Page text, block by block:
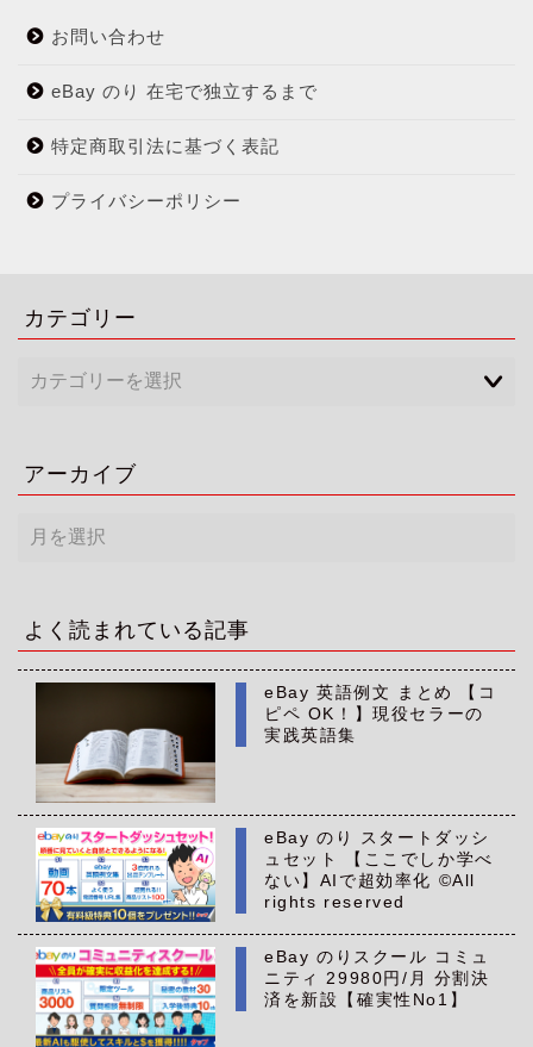
お問い合わせ
eBay のり 在宅で独立するまで
特定商取引法に基づく表記
プライバシーポリシー
カテゴリー
アーカイブ
ー
ブ
よく読まれている記事
eBay 英語例文 まとめ 【コ
ピペ OK！】現役セラーの
実践英語集
eBay のり スタートダッシ
ュセット 【ここでしか学べ
ない】AIで超効率化 ©All
rights reserved
eBay のりスクール コミュ
ニティ 29980円/月 分割決
済を新設【確実性No1】